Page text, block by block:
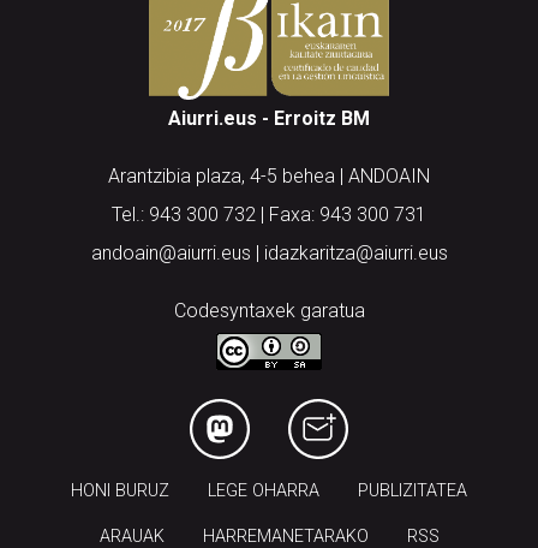
Aiurri.eus - Erroitz BM
Arantzibia plaza, 4-5 behea | ANDOAIN
Tel.: 943 300 732 | Faxa: 943 300 731
andoain@aiurri.eus | idazkaritza@aiurri.eus
Codesyntaxek garatua
HONI BURUZ LEGE OHARRA PUBLIZITATEA
ARAUAK HARREMANETARAKO RSS